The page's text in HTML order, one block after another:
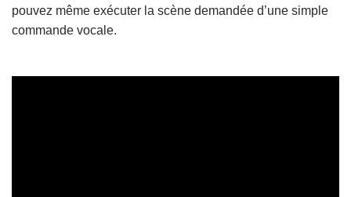
pouvez même exécuter la scène demandée d’une simple
commande vocale.